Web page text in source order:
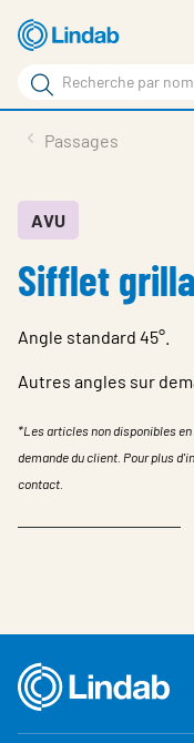
Aller
au
contenu
principal
Rechercher
Rechercher
sur
site
En vedette
À propos de Lindab
Choisir la langue
Switzerland - French
Passages
AVU
Sifflet
Angle standard 45°.
Autres angles sur
*Les articles non disponibles
demande du client. Pour plus
contact.